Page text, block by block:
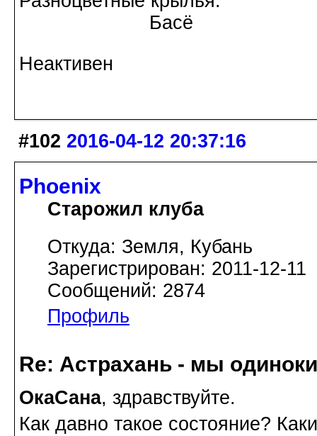
Басё
Неактивен
#102 2016-04-12 20:37:16
Phoenix
Старожил клуба
Откуда: Земля, Кубань
Зарегистрирован: 2011-12-11
Сообщений: 2874
Профиль
Re: Астрахань - мы
ОкаСана, здравствуйте.
Как давно такое состояние?